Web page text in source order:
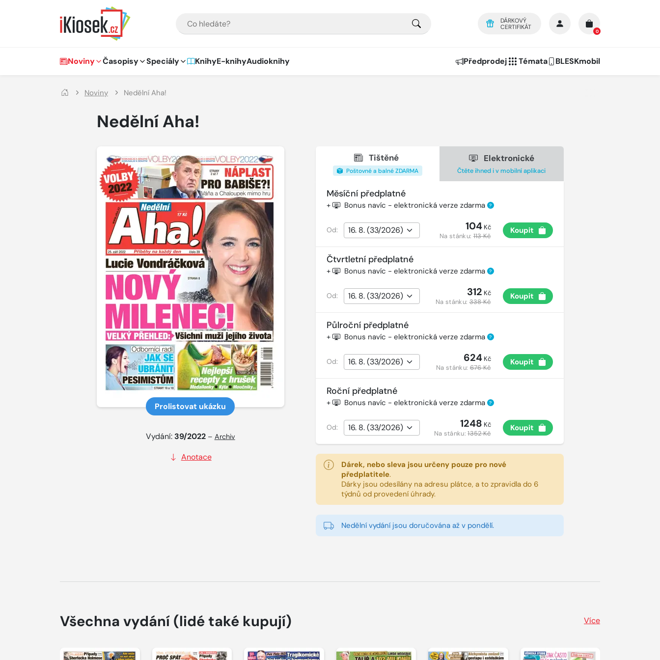
DÁRKOVÝ
CERTIFIKÁT
0
Hlavní navigace
Noviny Časopisy Speciály KnihyE-knihyAudioknihy Předprodej Témata BLESKmobil
Noviny Nedělní Aha!
Nedělní Aha!
Prolistovat ukázku
Vydání: 39/2022 – Archiv
Anotace
Tištěné
Poštovné a balné ZDARMA
Elektronické
Čtěte ihned i v mobilní aplikaci
Měsíční předplatné
+ Bonus navíc - elektronická verze zdarma ?
Od: 104Kč
Na stánku:113 Kč
Koupit
Čtvrtletní předplatné
+ Bonus navíc - elektronická verze zdarma ?
Od: 312 Kč
Na stánku:338 Kč
Koupit
Půlroční předplatné
+ Bonus navíc - elektronická verze zdarma ?
Od: 624Kč
Na stánku:676 Kč
Koupit
Roční předplatné
+ Bonus navíc - elektronická verze zdarma ?
Od: 1248 Kč
Na stánku:1352 Kč
Koupit
Dárek, nebo sleva jsou určeny pouze pro nové
předplatitele.
Dárky jsou odesílány na adresu plátce, a to zpravidla do 6
týdnů od provedení úhrady.
Nedělní vydání jsou doručována až v pondělí.
Všechna vydání (lidé také kupují) Více